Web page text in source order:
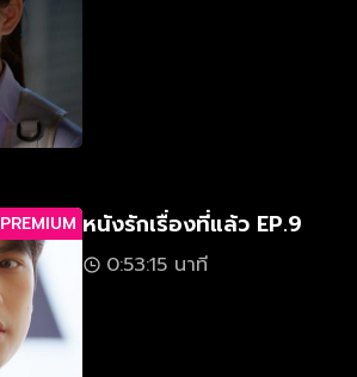
PREMIUM หนังรักเรื่องที่แล้ว EP.9
0:53:15 นาที